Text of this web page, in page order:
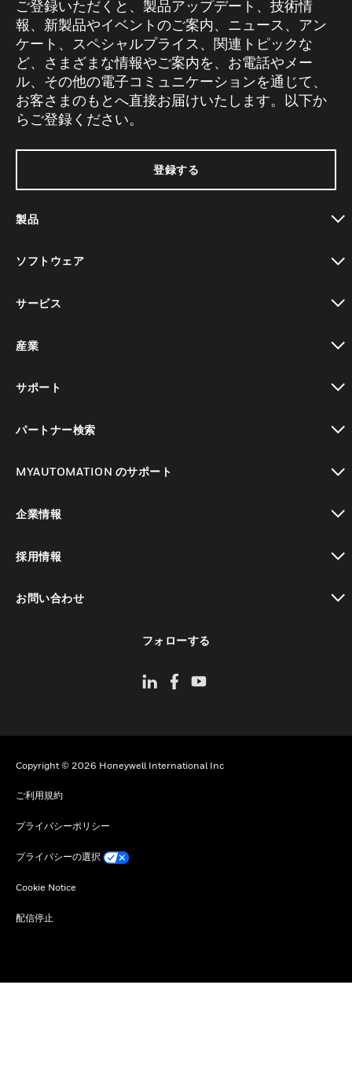
ご登録いただくと、製品アップデート、技術情
報、新製品やイベントのご案内、ニュース、アン
ケート、スペシャルプライス、関連トピックな
ど、さまざまな情報やご案内を、お電話やメー
ル、その他の電子コミュニケーションを通じて、
お客さまのもとへ直接お届けいたします。以下か
らご登録ください。
登録する
製品
ソフトウェア
サービス
産業
サポート
パートナー検索
MYAUTOMATION のサポート
企業情報
採用情報
お問い合わせ
フォローする
Copyright © 2026 Honeywell International Inc
ご利用規約
プライバシーポリシー
プライバシーの選択
Cookie Notice
配信停止